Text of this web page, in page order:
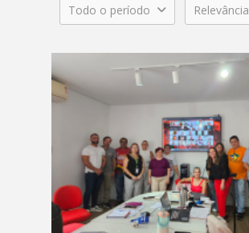
Todo o período Relevância